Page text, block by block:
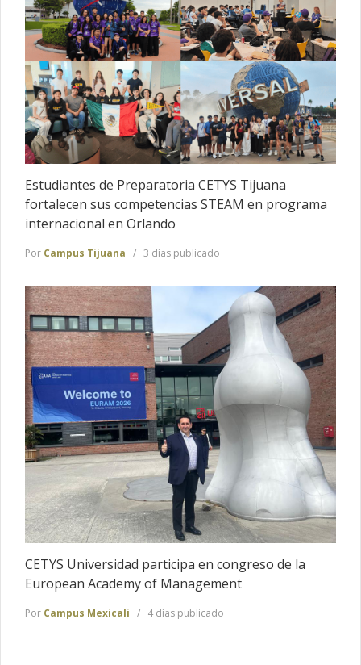
Estudiantes de Preparatoria CETYS Tijuana
fortalecen sus competencias STEAM en programa
internacional en Orlando
Por Campus Tijuana 3 días publicado
CETYS Universidad participa en congreso de la
European Academy of Management
Por Campus Mexicali 4 días publicado